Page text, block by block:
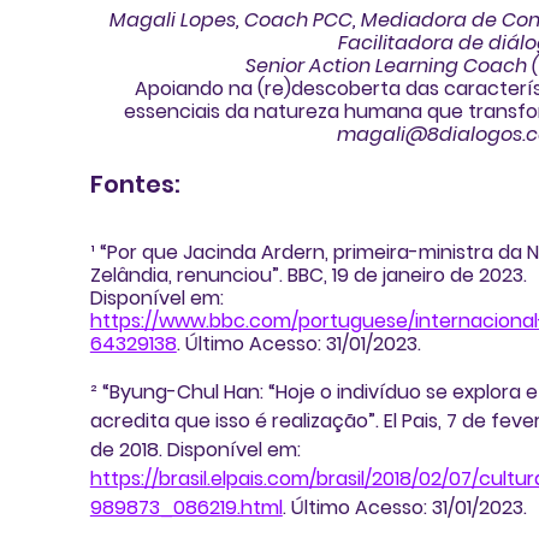
Magali Lopes, Coach PCC, Mediadora de
Facilitadora de
Senior Action Learning Coach
Apoiando na (re)descoberta das características
essenciais da natureza humana que
Fontes:
¹ “Por que Jacinda Ardern, primeira-ministra da
Zelândia, renunciou”. BBC, 19 de janeiro de 2023.
Disponível em:
https://www.bbc.com/portuguese/
64329138. Último Acesso: 31/01/2023.
² “Byung-Chul Han: “Hoje o indivíduo se explora
acredita que isso é realização”. El Pais, 7 de
de 2018. Disponível em:
https://brasil.elpais.com/brasil/2018/02/07/
989873_086219.html. Último Acesso: 31/01/2023.